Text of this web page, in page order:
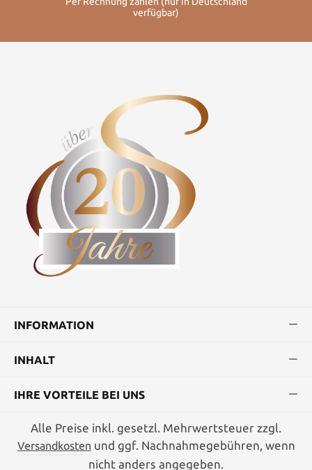
verfügbar)
INFORMATION
INHALT
IHRE VORTEILE BEI UNS
Alle Preise inkl. gesetzl. Mehrwertsteuer zzgl.
Versandkosten und ggf. Nachnahmegebühren, wenn
nicht anders angegeben.